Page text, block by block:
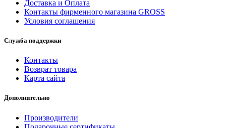
Доставка и Оплата
Контакты фирменного магазина GROSS
Условия соглашения
Служба поддержки
Контакты
Возврат товара
Карта сайта
Дополнительно
Производители